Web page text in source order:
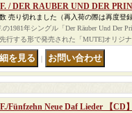
/ DER RAUBER UND DER
売り切れました（再入荷の際は再度登
の1981年シングル「Der Räuber Und Der
行する形で発売された「MUTE]オリジ
Fünfzehn Neue Daf Lieder 【CD】